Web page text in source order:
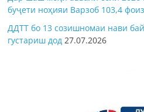
буҷети ноҳияи Варзоб 103,4
ДДТТ бо 13 созишномаи нави
густариш дод 27.07.2026